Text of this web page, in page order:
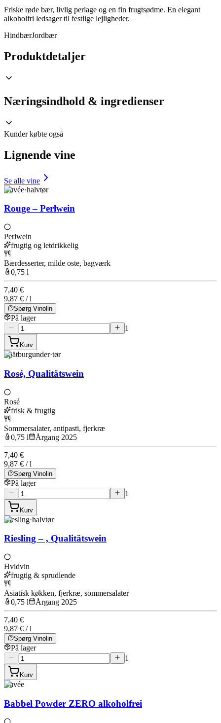
Friske røde bær, livlig perlage og en fin frugtsødme. En elegant
alkoholfri ledsager til festlige lejligheder.
HindbærJordbær
Produktdetaljer
Næringsindhold & ingredienser
Kunder købte også
Lignende vine
Se alle vine
Cuvée·halvtør
Rouge – Perlwein
Perlwein
frugtig og letdrikkelig
Bærdesserter, milde oste, bagværk
0,75 l
7,40 €
9,87 € / l
Spørg Vinolin
På lager
1
Kurv
Spätburgunder·tør
Rosé, Qualitätswein
Rosé
frisk & frugtig
Sommersalater, antipasti, fjerkræ
0,75 l
Årgang 2025
7,40 €
9,87 € / l
Spørg Vinolin
På lager
1
Kurv
Riesling·halvtør
Riesling – , Qualitätswein
Hvidvin
frugtig & sprudlende
Asiatisk køkken, fjerkræ, sommersalater
0,75 l
Årgang 2025
7,40 €
9,87 € / l
Spørg Vinolin
På lager
1
Kurv
Cuvée
Babbel Powder ZERO alkoholfrei